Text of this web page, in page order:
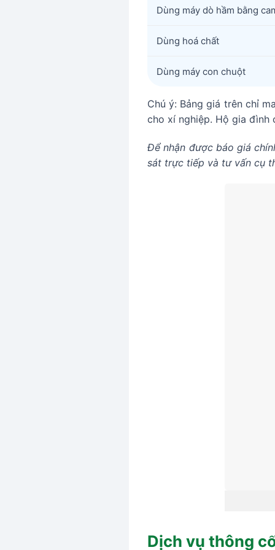
Dùng máy dò hầm bằng
Dùng hoá chất
Dùng máy con chuột
Chú ý: Bảng giá trên chỉ
cho xí nghiệp. Hộ gia đình
Để nhận được báo giá
sát trực tiếp và tư vấn cụ
Dịch vụ thông